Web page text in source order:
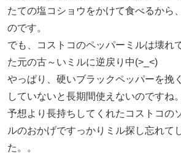
たての塩コショウをかけて食べるから
のです。
でも、コストコのペッパーミルは壊れ
た元の古～いミルに逆戻り中(>_<)
やっぱり、硬いブラックペッパーを挽
していないと長期間使えないのですね。
予想より長持ちしてくれたコストコの
ルのおかげですっかりミル探し忘れて
た。。